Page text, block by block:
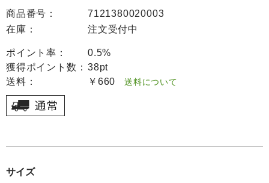
商品番号：
7121380020003
在庫：
注文受付中
ポイント率：
0.5%
獲得ポイント数： 38pt
送料：
￥660 送料について
サイズ